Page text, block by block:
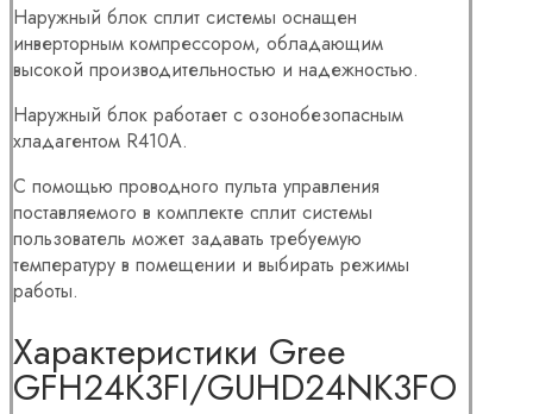
Наружный блок сплит системы оснащен
инверторным компрессором, обладающим
высокой производительностью и надежностью.
Наружный блок работает с озонобезопасным
хладагентом R410A.
С помощью проводного пульта управления
поставляемого в комплекте сплит системы
пользователь может задавать требуемую
температуру в помещении и выбирать режимы
работы.
Характеристики Gree
GFH24K3FI/GUHD24NK3FO